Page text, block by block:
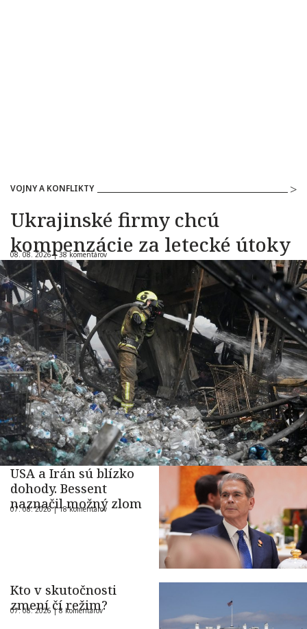
VOJNY A KONFLIKTY
Ukrajinské firmy chcú
kompenzácie za letecké útoky
08. 08. 2026 |38 komentárov
USA a Irán sú blízko
dohody. Bessent
naznačil možný zlom
07. 08. 2026 |18 komentárov
Kto v skutočnosti
zmení čí režim?
07. 08. 2026 |8 komentárov